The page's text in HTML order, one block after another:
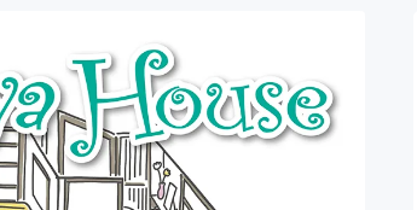
舞台・パ
ゲーム・サービス開発 フード・飲
書籍・雑誌出版